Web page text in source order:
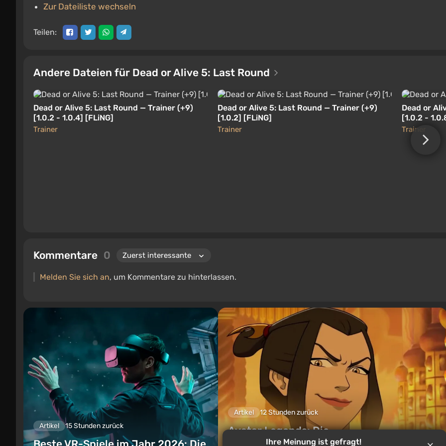
Zur Dateiliste wechseln
Teilen:
Andere Dateien für Dead or Alive 5: Last Round
Dead or Alive 5: Last Round — Trainer (+9)
[1.0.2 - 1.0.4] [FLiNG]
Trainer
Dead or Alive 5: Last Round — Trainer (+9)
[1.0.2] [FLiNG]
Trainer
Dead or
[1.0.2 -
Trainer
Kommentare 0
Melden Sie sich an, um Kommentare zu hinterlassen.
Artikel 15 Stunden zurück
Artikel 12 Stunden zurück
Avatar Legends: Die
Ihre Meinung ist gefragt!